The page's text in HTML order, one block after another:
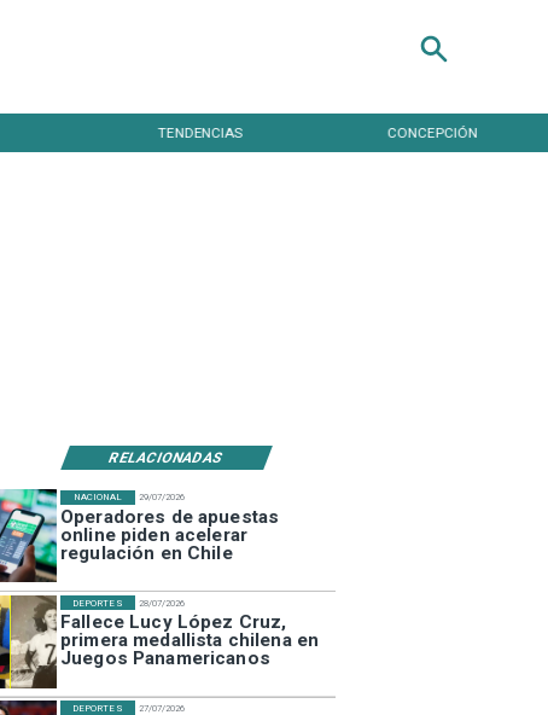
TENDENCIAS CONCEPCIÓN
RELACIONADAS
29/07/2026
Operadores de apuestas
online piden acelerar
regulación en Chile
NACIONAL
28/07/2026
Fallece Lucy López Cruz,
primera medallista chilena en
Juegos Panamericanos
DEPORTES
27/07/2026
DEPORTES